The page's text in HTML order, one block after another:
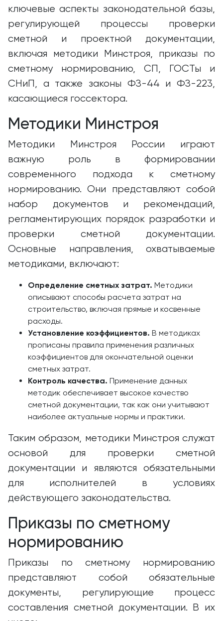
ключевые аспекты законодательной базы,
регулирующей процессы проверки
сметной и проектной документации,
включая методики Минстроя, приказы по
сметному нормированию, СП, ГОСТы и
СНиП, а также законы ФЗ-44 и ФЗ-223,
касающиеся госсектора.
Методики Минстроя
Методики Минстроя России играют
важную роль в формировании
современного подхода к сметному
нормированию. Они представляют собой
набор документов и рекомендаций,
регламентирующих порядок разработки и
проверки сметной документации.
Основные направления, охватываемые
методиками, включают:
Определение сметных затрат. Методики
описывают способы расчета затрат на
строительство, включая прямые и косвенные
расходы.
Установление коэффициентов. В методиках
прописаны правила применения различных
коэффициентов для окончательной оценки
сметных затрат.
Контроль качества. Применение данных
методик обеспечивает высокое качество
сметной документации, так как они учитывают
наиболее актуальные нормы и практики.
Таким образом, методики Минстроя служат
основой для проверки сметной
документации и являются обязательными
для исполнителей в условиях
действующего законодательства.
Приказы по сметному
нормированию
Приказы по сметному нормированию
представляют собой обязательные
документы, регулирующие процесс
составления сметной документации. В их